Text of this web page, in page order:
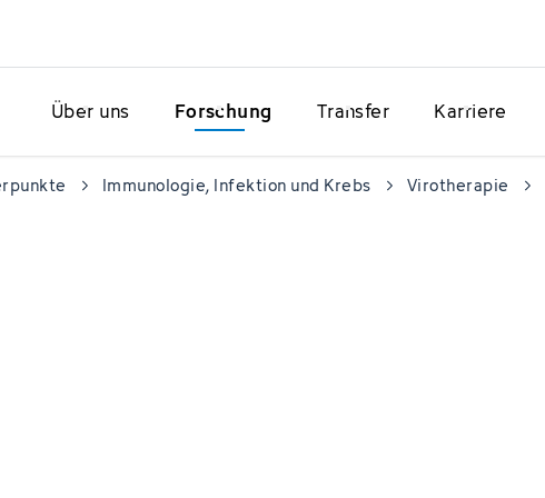
Über uns Forschung Transfer Karriere
Immunologie, Infektion und Krebs Virotherapie